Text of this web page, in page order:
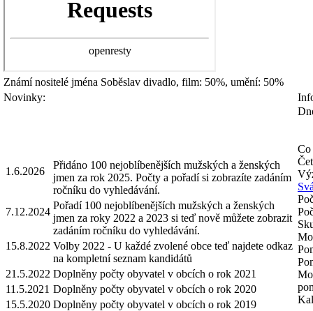
Známí nositelé jména Soběslav divadlo, film: 50%, umění: 50%
Novinky:
1.6.2026
Přidáno 100 nejoblíbenějších mužských a ženských
jmen za rok 2025. Počty a pořadí si zobrazíte zadáním
ročníku do vyhledávání.
7.12.2024
Pořadí 100 nejoblíbenějších mužských a ženských
jmen za roky 2022 a 2023 si teď nově můžete zobrazit
zadáním ročníku do vyhledávání.
15.8.2022 Volby 2022 - U každé zvolené obce teď najdete odkaz
na kompletní seznam kandidátů
21.5.2022 Doplněny počty obyvatel v obcích o rok 2021
11.5.2021 Doplněny počty obyvatel v obcích o rok 2020
15.5.2020 Doplněny počty obyvatel v obcích o rok 2019
Co